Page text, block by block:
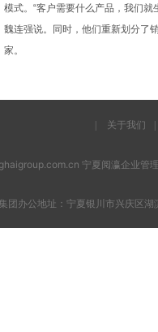
模式。“客户需要什么产品，我们
魏连强说。同时，他们重新划分了
家。
关于我们
宁夏阅瀛企业管
团办公地址：宁夏银川市兴庆区